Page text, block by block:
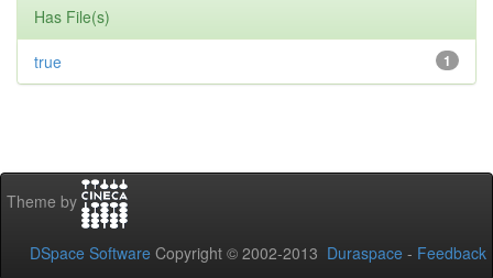
Has File(s)
1
true
Theme by
DSpace Software Copyright © 2002-2013 Duraspace - Feedback